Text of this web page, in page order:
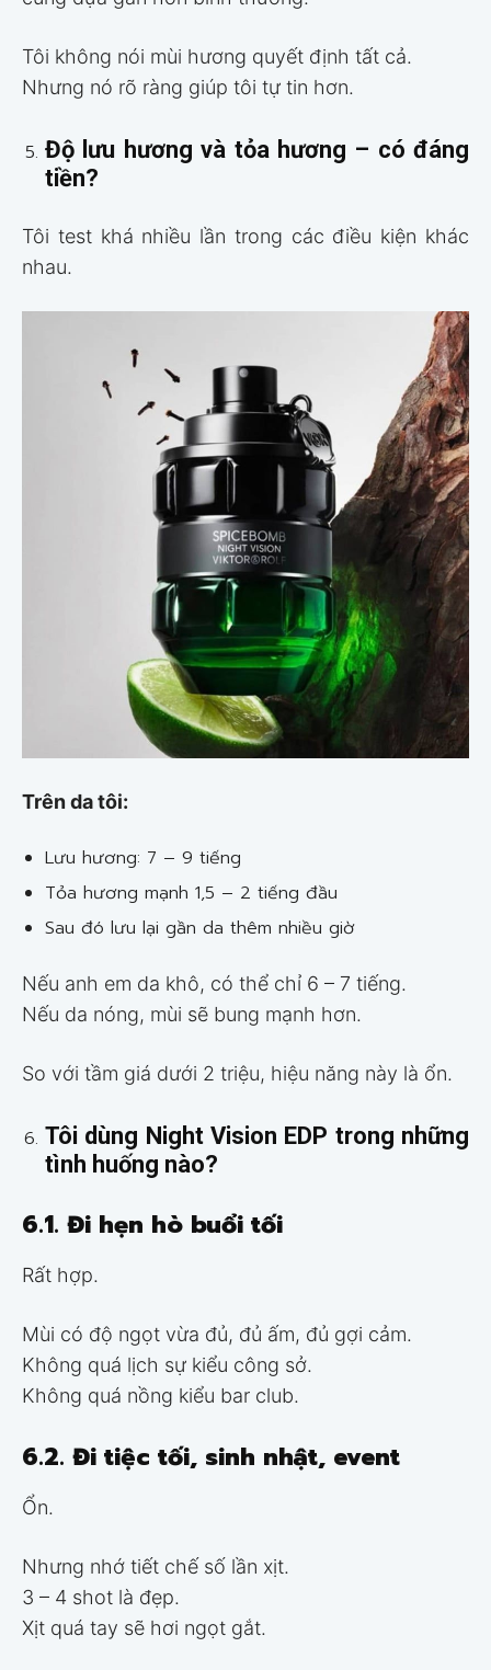
Tôi không nói mùi hương quyết định tất cả.
Nhưng nó rõ ràng giúp tôi tự tin hơn.
Độ lưu hương và tỏa hương – có đáng
tiền?
Tôi test khá nhiều lần trong các điều kiện khác
nhau.
Trên da tôi:
Lưu hương: 7 – 9 tiếng
Tỏa hương mạnh 1,5 – 2 tiếng đầu
Sau đó lưu lại gần da thêm nhiều giờ
Nếu anh em da khô, có thể chỉ 6 – 7 tiếng.
Nếu da nóng, mùi sẽ bung mạnh hơn.
So với tầm giá dưới 2 triệu, hiệu năng này là ổn.
Tôi dùng Night Vision EDP trong những
tình huống nào?
6.1. Đi hẹn hò buổi tối
Rất hợp.
Mùi có độ ngọt vừa đủ, đủ ấm, đủ gợi cảm.
Không quá lịch sự kiểu công sở.
Không quá nồng kiểu bar club.
6.2. Đi tiệc tối, sinh nhật, event
Ổn.
Nhưng nhớ tiết chế số lần xịt.
3 – 4 shot là đẹp.
Xịt quá tay sẽ hơi ngọt gắt.